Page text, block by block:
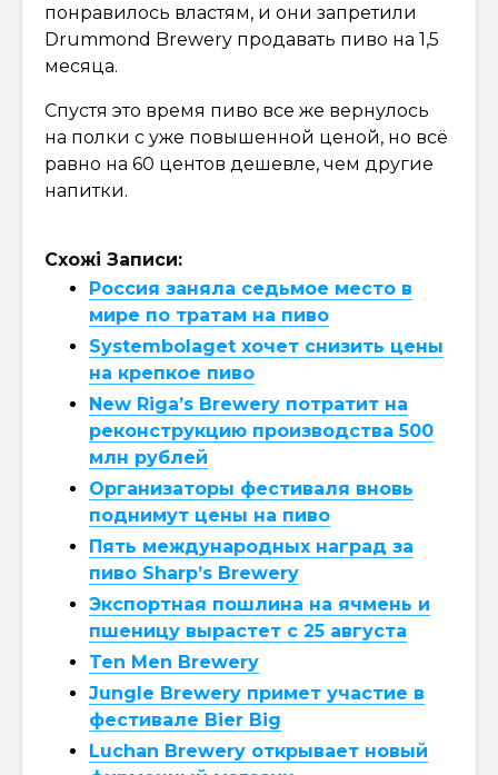
понравилось властям, и они запретили
Drummond Brewery продавать пиво на 1,5
месяца.
Спустя это время пиво все же вернулось
на полки с уже повышенной ценой, но всё
равно на 60 центов дешевле, чем другие
напитки.
Схожі Записи:
Россия заняла седьмое место в
мире по тратам на пиво
Systembolaget хочет снизить цены
на крепкое пиво
New Riga’s Brewery потратит на
реконструкцию производства 500
млн рублей
Организаторы фестиваля вновь
поднимут цены на пиво
Пять международных наград за
пиво Sharp’s Brewery
Экспортная пошлина на ячмень и
пшеницу вырастет с 25 августа
Ten Men Brewery
Jungle Brewery примет участие в
фестивале Bier Big
Luchan Brewery открывает новый